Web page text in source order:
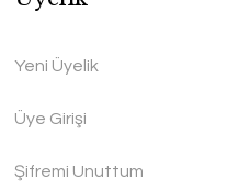
Yeni Üyelik
Üye Girişi
Şifremi Unuttum